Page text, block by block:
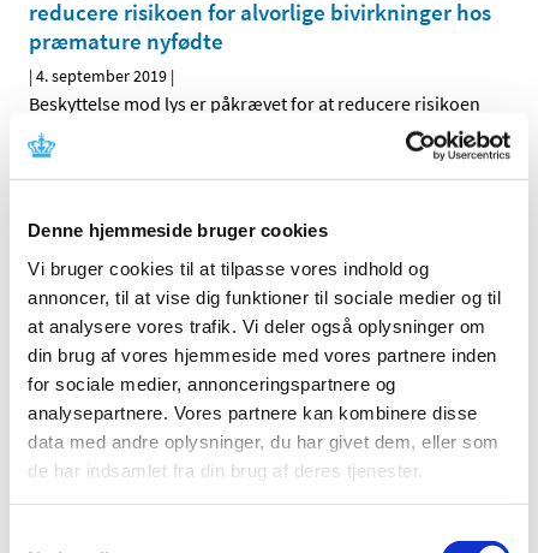
Denne hjemmeside bruger cookies
Vi bruger cookies til at tilpasse vores indhold og
annoncer, til at vise dig funktioner til sociale medier og til
at analysere vores trafik. Vi deler også oplysninger om
din brug af vores hjemmeside med vores partnere inden
for sociale medier, annonceringspartnere og
analysepartnere. Vores partnere kan kombinere disse
data med andre oplysninger, du har givet dem, eller som
de har indsamlet fra din brug af deres tjenester.
reducere risikoen for alvorlige bivirkninger hos
præmature nyfødte
|4. september 2019 |
Beskyttelse mod lys er påkrævet for at reducere risikoen
for alvorlige bivirkninger hos præmature nyfødte
af præmedicinering med dexamethason hos
4. september 2019 |
Præcisering af præmedicinering med dexamethason hos
pædiatriske patienter.
DHPC: Fingolimod (Gilenya)
|4. september 2019|
Ny kontraindikation til gravide og fertile kvinder, der ikke